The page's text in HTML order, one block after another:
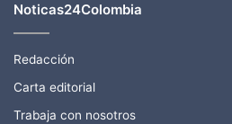
Noticas24Colombia
Redacción
Carta editorial
Trabaja con nosotros